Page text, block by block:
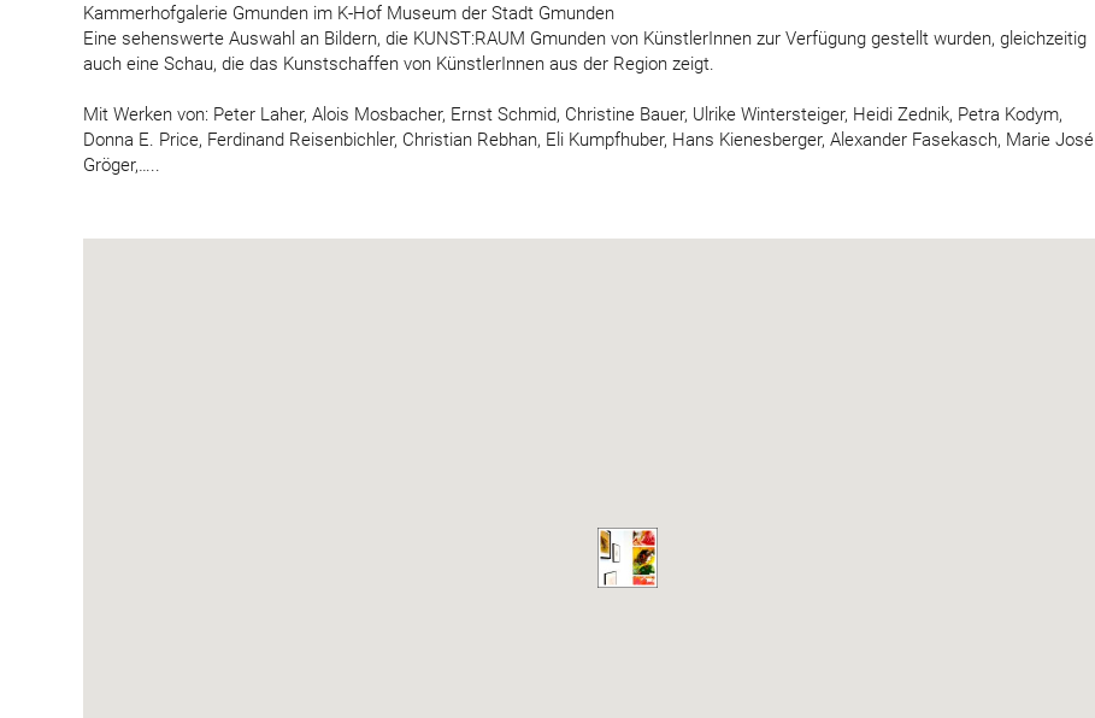
Kammerhofgalerie Gmunden im K-Hof Museum der Stadt Gmunden
Eine sehenswerte Auswahl an Bildern, die KUNST:RAUM Gmunden von KünstlerInnen zur Verfügung gestellt wurden, gleichzeitig
auch eine Schau, die das Kunstschaffen von KünstlerInnen aus der Region zeigt.
Mit Werken von: Peter Laher, Alois Mosbacher, Ernst Schmid, Christine Bauer, Ulrike Wintersteiger, Heidi Zednik, Petra Kodym,
Donna E. Price, Ferdinand Reisenbichler, Christian Rebhan, Eli Kumpfhuber, Hans Kienesberger, Alexander Fasekasch, Marie José
Gröger,…..